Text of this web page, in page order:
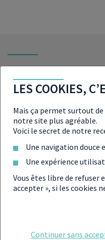
ANNONCES
VOUS
BEAUCHAMP
LES COOKIES,
Mais ça permet surtout
notre site plus agréable.
Voici le secret de notre
Une navigation douce
Une expérience
Vous êtes libre de refuser
accepter », si les cookies
Continuer sans